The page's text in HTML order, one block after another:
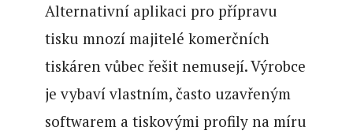
Alternativní aplikaci pro přípravu
tisku mnozí majitelé komerčních
tiskáren vůbec řešit nemusejí. Výrobce
je vybaví vlastním, často uzavřeným
softwarem a tiskovými profily na míru